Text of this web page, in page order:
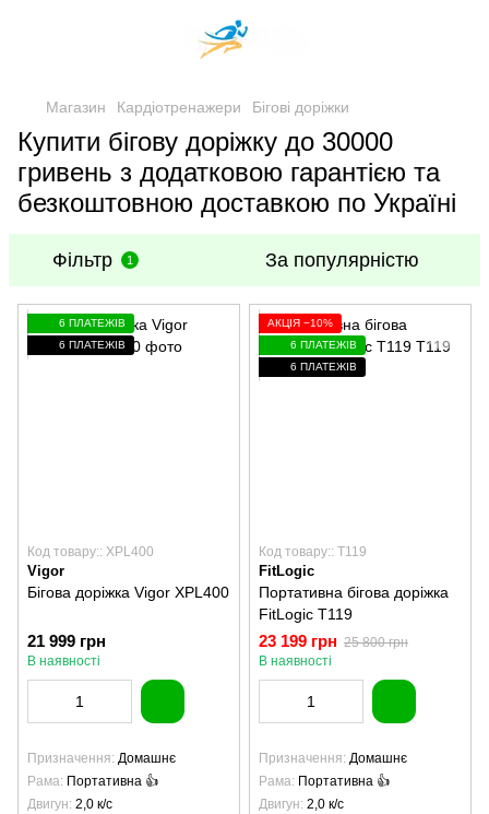
Магазин Кардіотренажери Бігові доріжки
Купити бігову доріжку до 30000
гривень з додатковою гарантією та
безкоштовною доставкою по Україні
Фільтр 1 За популярністю
6 ПЛАТЕЖІВ
6 ПЛАТЕЖІВ
Код товару:: XPL400
Vigor
Бігова доріжка Vigor XPL400
21 999 грн
В наявності
Призначення Домашнє
Рама Портативна 👍
Двигун 2,0 к/с
АКЦІЯ −10%
6 ПЛАТЕЖІВ
6 ПЛАТЕЖІВ
Код товару:: T119
FitLogic
Портативна бігова доріжка
FitLogic T119
23 199 грн 25 800 грн
В наявності
Призначення Домашнє
Рама Портативна 👍
Двигун 2,0 к/с